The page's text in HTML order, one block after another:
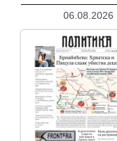
06.08.2026